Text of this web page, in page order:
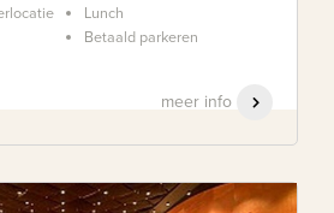
Lunch
Betaald parkeren
meer info